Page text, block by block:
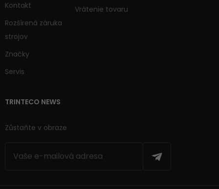
Kontakt
Rozšírená záruka
strojov
Značky
Servis
Vrátenie tovaru
TRINTECO NEWS
Zůstaňte v obraze